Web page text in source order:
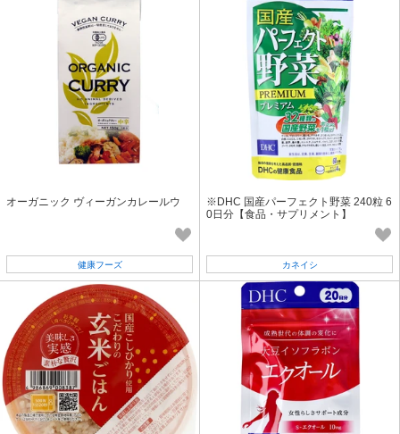
オーガニック ヴィーガンカレールウ
健康フーズ
※DHC 国産パーフェクト野菜 240粒 6
0日分【食品・サプリメント】
カネイシ